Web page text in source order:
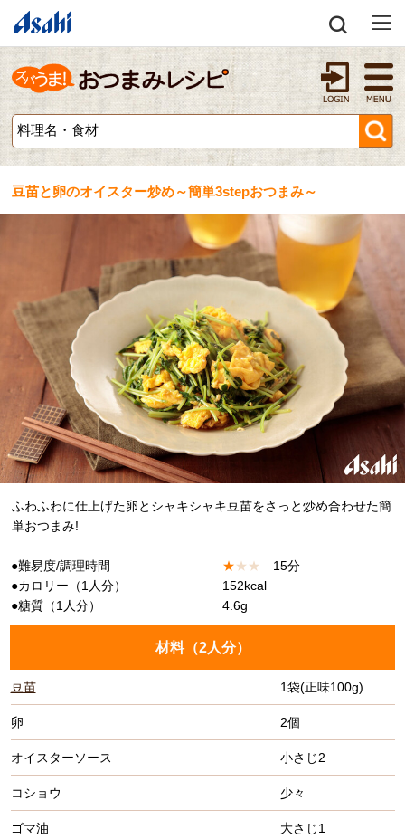
豆苗と卵のオイスター炒め～簡単3stepおつまみ～
ふわふわに仕上げた卵とシャキシャキ豆苗をさっと炒め合わせた簡
単おつまみ!
●難易度/調理時間 ★★ ★
15分
●カロリー（1人分）
152kcal
●糖質（1人分）
4.6g
材料（2人分）
豆苗 1袋(正味100g)
卵 2個
オイスターソース 小さじ2
コショウ 少々
ゴマ油 大さじ1